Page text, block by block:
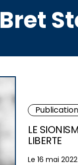
Bret
LE
LIBERTE
Le 16 mai 2022